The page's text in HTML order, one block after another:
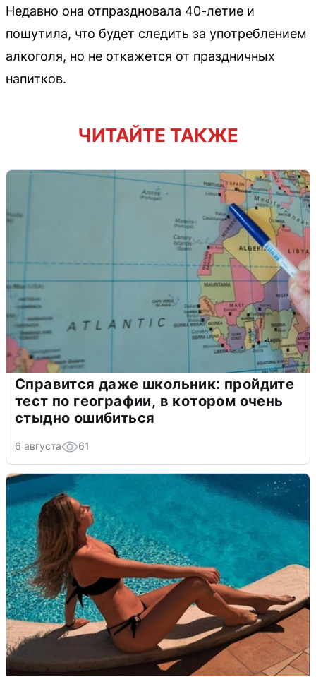
Недавно она отпраздновала 40-летие и
пошутила, что будет следить за употреблением
алкоголя, но не откажется от праздничных
напитков.
ЧИТАЙТЕ ТАКЖЕ
Справится даже школьник: пройдите
тест по географии, в котором очень
стыдно ошибиться
6 августа 61